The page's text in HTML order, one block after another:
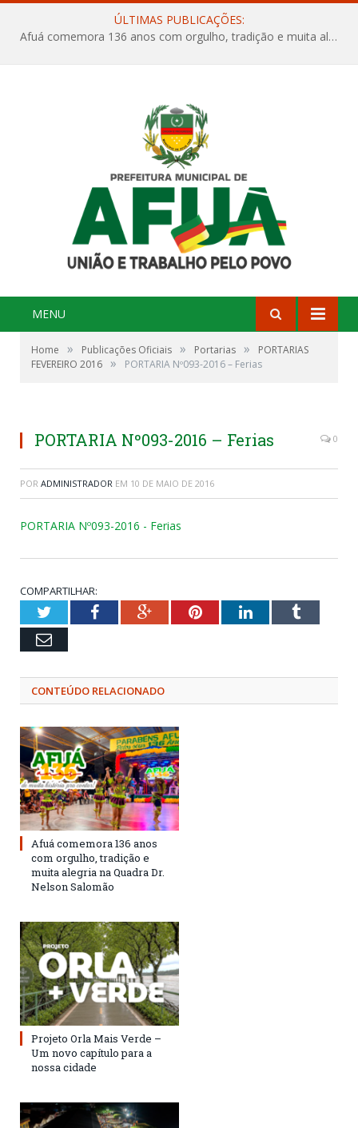
ÚLTIMAS PUBLICAÇÕES:
Afuá comemora 136 anos com orgulho, tradição e muita alegria na Quadra Dr. Nelson Salomão
MENU
Home » Publicações Oficiais » Portarias »
PORTARIAS
FEVEREIRO 2016 » PORTARIA Nº093-2016 – Ferias
PORTARIA Nº093-2016 – Ferias 0
POR ADMINISTRADOR EM 10 DE MAIO DE 2016
PORTARIA Nº093-2016 - Ferias
COMPARTILHAR:
TwitterFacebookGoogle+PinterestLinkedInTumblr
Email
CONTEÚDO RELACIONADO
Afuá comemora 136 anos
com orgulho, tradição e
muita alegria na Quadra Dr.
Nelson Salomão
Projeto Orla Mais Verde –
Um novo capítulo para a
nossa cidade